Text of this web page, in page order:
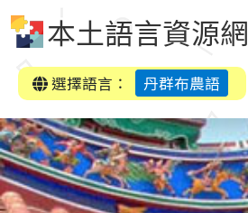
本土語言資源網
選擇語言：
丹群布農語